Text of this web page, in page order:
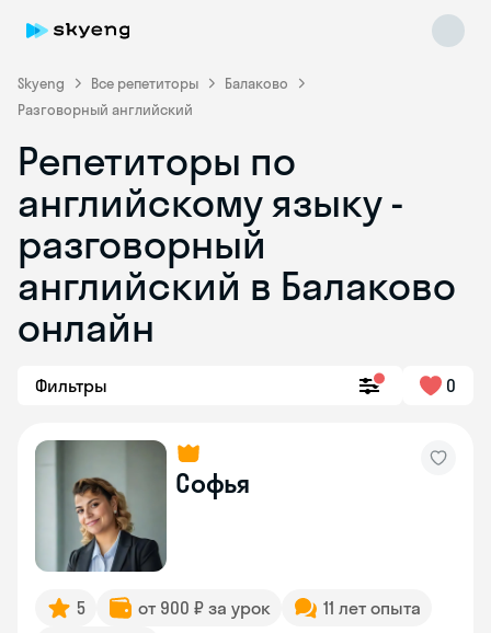
Skyeng Все репетиторы
Балаково
Разговорный английский
Репетиторы по
английскому языку -
разговорный
английский в Балаково
онлайн
Фильтры 0
Софья
5 от 900 ₽ за урок
11 лет опыта
Skyeng Chat